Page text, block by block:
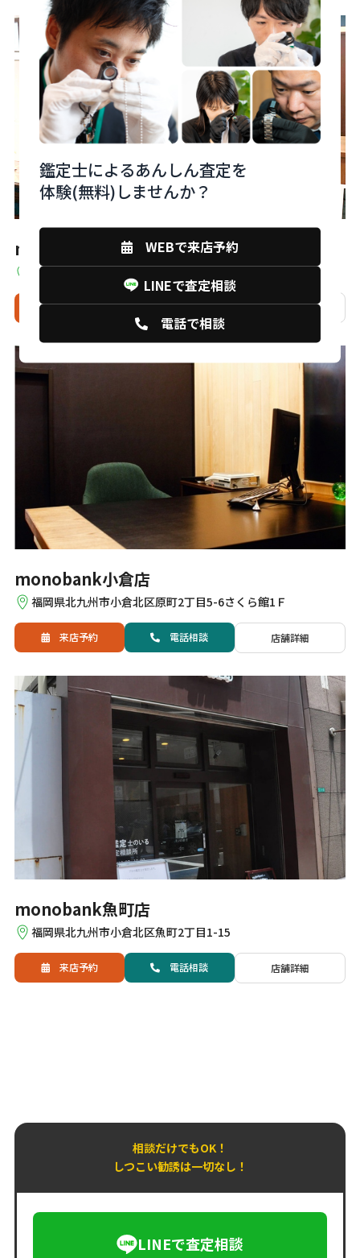
monobank下関大丸店
山口県下関市竹崎町4丁目4-10 7F
来店予約 電話相談 店舗詳細
monobank小倉店
福岡県北九州市小倉北区原町2丁目5-6さくら館1Ｆ
来店予約 電話相談 店舗詳細
monobank魚町店
福岡県北九州市小倉北区魚町2丁目1-15
来店予約 電話相談 店舗詳細
相談だけでもOK！
しつこい勧誘は一切なし！
LINEで査定相談
鑑定士によるあんしん査定を
体験(無料)しませんか？
WEBで来店予約
LINEで査定相談
電話で相談